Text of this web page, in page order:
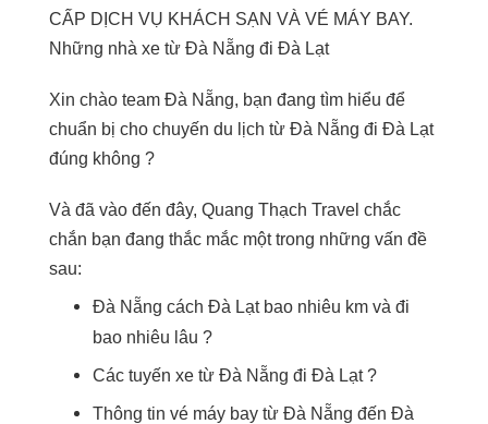
CẤP DỊCH VỤ KHÁCH SẠN VÀ VÉ MÁY BAY.
Những nhà xe từ Đà Nẵng đi Đà Lạt
Xin chào team Đà Nẵng, bạn đang tìm hiểu để
chuẩn bị cho chuyến du lịch từ Đà Nẵng đi Đà Lạt
đúng không ?
Và đã vào đến đây, Quang Thạch Travel chắc
chắn bạn đang thắc mắc một trong những vấn đề
sau:
Đà Nẵng cách Đà Lạt bao nhiêu km và đi
bao nhiêu lâu ?
Các tuyến xe từ Đà Nẵng đi Đà Lạt ?
Thông tin vé máy bay từ Đà Nẵng đến Đà